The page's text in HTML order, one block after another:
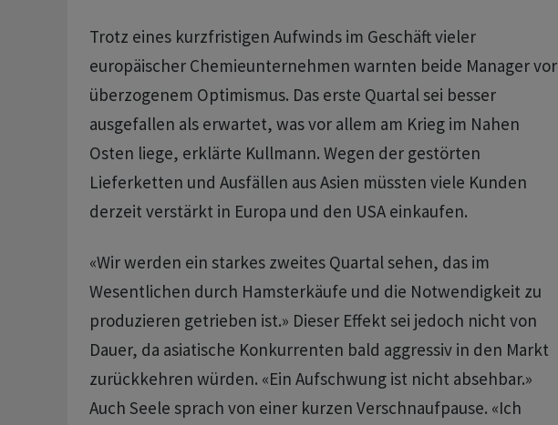
Trotz eines kurzfristigen Aufwinds im Geschäft vieler
europäischer Chemieunternehmen warnten beide Manager vor
überzogenem Optimismus. Das erste Quartal sei besser
ausgefallen als erwartet, was vor allem am Krieg im Nahen
Osten liege, erklärte Kullmann. Wegen ​der gestörten
Lieferketten und Ausfällen aus Asien müssten viele Kunden
derzeit verstärkt in Europa und ​den USA einkaufen.
«Wir werden ein starkes zweites Quartal sehen, das im
Wesentlichen ​durch Hamsterkäufe und die Notwendigkeit zu
produzieren getrieben ist.» Dieser Effekt sei jedoch nicht von
Dauer, da asiatische Konkurrenten bald aggressiv in den Markt
zurückkehren würden. «Ein ‌Aufschwung ist nicht absehbar.»
Auch Seele sprach von einer kurzen Verschnaufpause. «Ich